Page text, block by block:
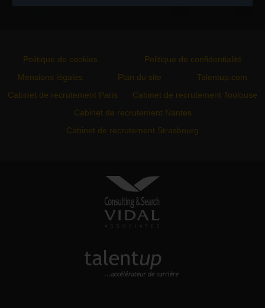
Politique de cookies
Politique de confidentialité
Mensions légales
Plan du site
Talentup.com
Cabinet de recrutement Paris
Cabinet de recrutement Toulouse
Cabinet de recrutement Nantes
Cabinet de recrutement Strasbourg
VIDAL ASSOCIATES
conseil en recrutement et
approche directe
TALENTUP
découvrez notre site carrière